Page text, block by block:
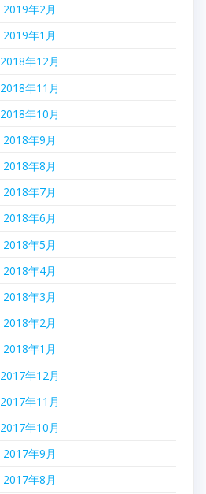
2019年2月
2019年1月
2018年12月
2018年11月
2018年10月
2018年9月
2018年8月
2018年7月
2018年6月
2018年5月
2018年4月
2018年3月
2018年2月
2018年1月
2017年12月
2017年11月
2017年10月
2017年9月
2017年8月